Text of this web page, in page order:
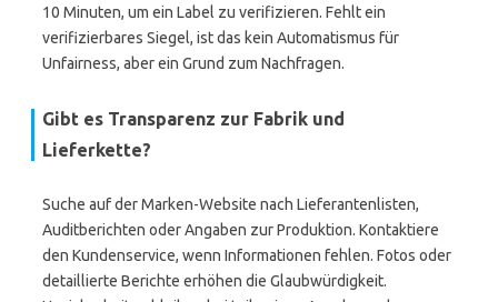
10 Minuten, um ein Label zu verifizieren. Fehlt ein
verifizierbares Siegel, ist das kein Automatismus für
Unfairness, aber ein Grund zum Nachfragen.
Gibt es Transparenz zur Fabrik und
Lieferkette?
Suche auf der Marken-Website nach Lieferantenlisten,
Auditberichten oder Angaben zur Produktion. Kontaktiere
den Kundenservice, wenn Informationen fehlen. Fotos oder
detaillierte Berichte erhöhen die Glaubwürdigkeit.